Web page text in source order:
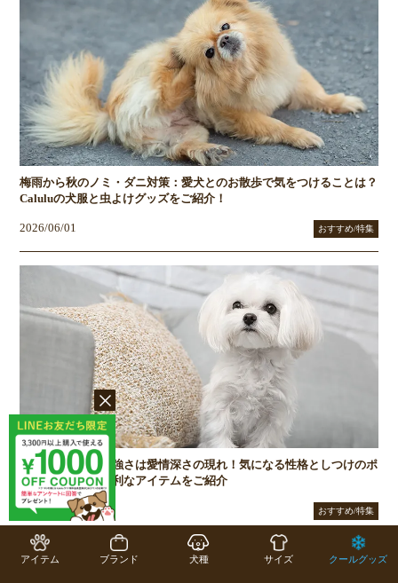
アイテム ブランド 犬種 サイズ クールグッズ
梅雨から秋のノミ・ダニ対策：愛犬とのお散歩で気をつけることは？
Caluluの犬服と虫よけグッズをご紹介！
2026/06/01 おすすめ/特集
マルチーズの気の強さは愛情深さの現れ！気になる性格としつけのポ
イント、あると便利なアイテムをご紹介
2026/05/08 おすすめ/特集